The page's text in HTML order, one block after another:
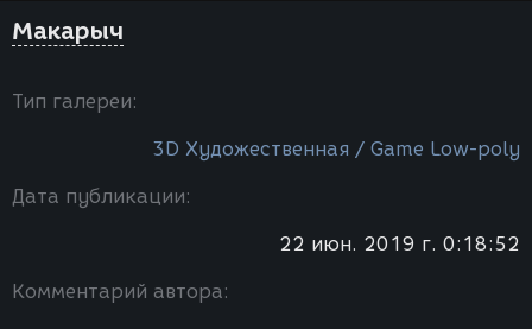
Макарыч
Тип галереи:
3D Художественная / Game Low-poly
Дата публикации:
22 июн. 2019 г. 0:18:52
Комментарий автора: